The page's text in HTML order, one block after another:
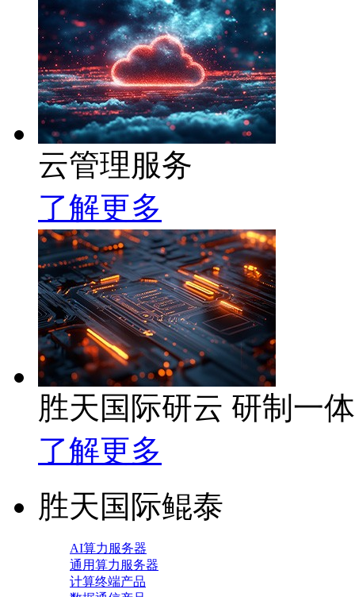
云管理服务
了解更多
胜天国际研云 研制一
了解更多
胜天国际鲲泰
AI算力服务器
通用算力服务器
计算终端产品